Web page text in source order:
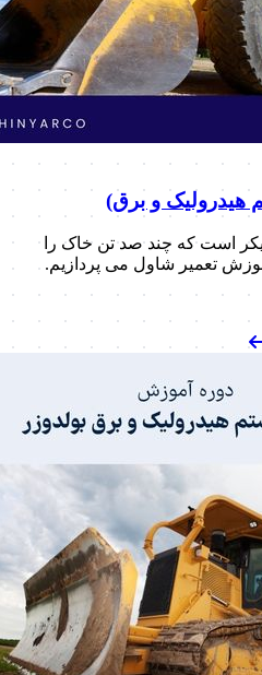
هیدرولیک و برق)
است که چند صد تن خاک را
تعمیر شاول می پردازیم.